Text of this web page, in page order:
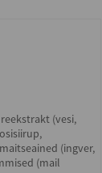
(vesi,
(ingver,
(mail